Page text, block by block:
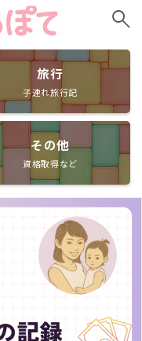
旅行
子連れ旅行記
その他
資格取得など